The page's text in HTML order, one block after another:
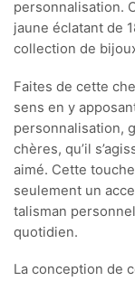
personnalisation.
jaune éclatant de
collection de
Faites de cette
sens en y
personnalisation,
chères, qu’il
aimé. Cette
seulement un
talisman
quotidien.
La conception de